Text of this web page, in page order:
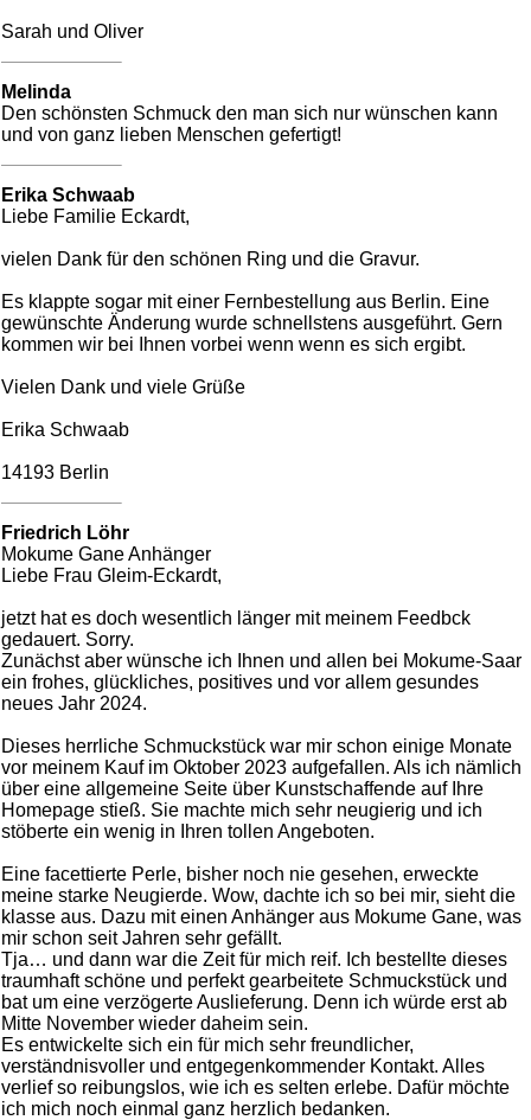
Sarah und Oliver
Melinda
Den schönsten Schmuck den man sich nur wünschen kann
und von ganz lieben Menschen gefertigt!
Erika Schwaab
Liebe Familie Eckardt,
vielen Dank für den schönen Ring und die Gravur.
Es klappte sogar mit einer Fernbestellung aus Berlin. Eine
gewünschte Änderung wurde schnellstens ausgeführt. Gern
kommen wir bei Ihnen vorbei wenn wenn es sich ergibt.
Vielen Dank und viele Grüße
Erika Schwaab
14193 Berlin
Friedrich Löhr
Mokume Gane Anhänger
Liebe Frau Gleim-Eckardt,
jetzt hat es doch wesentlich länger mit meinem Feedbck
gedauert. Sorry.
Zunächst aber wünsche ich Ihnen und allen bei Mokume-Saar
ein frohes, glückliches, positives und vor allem gesundes
neues Jahr 2024.
Dieses herrliche Schmuckstück war mir schon einige Monate
vor meinem Kauf im Oktober 2023 aufgefallen. Als ich nämlich
über eine allgemeine Seite über Kunstschaffende auf Ihre
Homepage stieß. Sie machte mich sehr neugierig und ich
stöberte ein wenig in Ihren tollen Angeboten.
Eine facettierte Perle, bisher noch nie gesehen, erweckte
meine starke Neugierde. Wow, dachte ich so bei mir, sieht die
klasse aus. Dazu mit einen Anhänger aus Mokume Gane, was
mir schon seit Jahren sehr gefällt.
Tja… und dann war die Zeit für mich reif. Ich bestellte dieses
traumhaft schöne und perfekt gearbeitete Schmuckstück und
bat um eine verzögerte Auslieferung. Denn ich würde erst ab
Mitte November wieder daheim sein.
Es entwickelte sich ein für mich sehr freundlicher,
verständnisvoller und entgegenkommender Kontakt. Alles
verlief so reibungslos, wie ich es selten erlebe. Dafür möchte
ich mich noch einmal ganz herzlich bedanken.